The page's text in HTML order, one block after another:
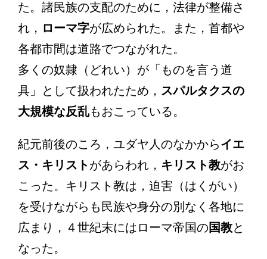
た。諸民族の支配のために，法律が整備さ
れ， ローマ字が広められた。また，首都や
各都市間は道路でつながれた。
多くの奴隷（どれい）が「ものを言う道
具」として扱われたため， スパルタクスの
大規模な反乱もおこっている。
紀元前後のころ，ユダヤ人のなかからイエ
ス・キリストがあらわれ， キリスト教がお
こった。キリスト教は，迫害（はくがい）
を受けながらも民族や身分の別なく各地に
広まり，４世紀末にはローマ帝国の国教と
なった。